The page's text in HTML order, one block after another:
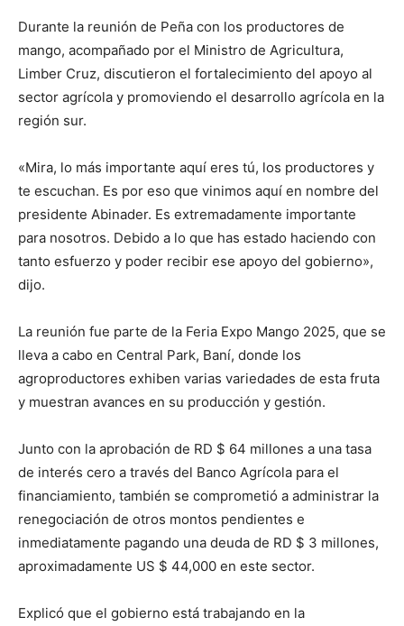
Durante la reunión de Peña con los productores de
mango, acompañado por el Ministro de Agricultura,
Limber Cruz, discutieron el fortalecimiento del apoyo al
sector agrícola y promoviendo el desarrollo agrícola en la
región sur.
«Mira, lo más importante aquí eres tú, los productores y
te escuchan. Es por eso que vinimos aquí en nombre del
presidente Abinader. Es extremadamente importante
para nosotros. Debido a lo que has estado haciendo con
tanto esfuerzo y poder recibir ese apoyo del gobierno»,
dijo.
La reunión fue parte de la Feria Expo Mango 2025, que se
lleva a cabo en Central Park, Baní, donde los
agroproductores exhiben varias variedades de esta fruta
y muestran avances en su producción y gestión.
Junto con la aprobación de RD $ 64 millones a una tasa
de interés cero a través del Banco Agrícola para el
financiamiento, también se comprometió a administrar la
renegociación de otros montos pendientes e
inmediatamente pagando una deuda de RD $ 3 millones,
aproximadamente US $ 44,000 en este sector.
Explicó que el gobierno está trabajando en la